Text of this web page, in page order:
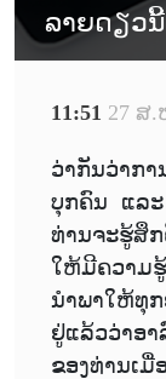
ລາຍດຽວນີ້
11:51 27 ສ.
ວ່າກັນວ່າກ
ບຸກຄົນ ແລະ
ທ່ານຈະຮູ້ສຶ
ໃຫ້ມີຄວາມ
ນຳພາໃຫ້ທຸກ
ຢູ່ແລ້ວວ່າອ
ຂອງທ່ານເ